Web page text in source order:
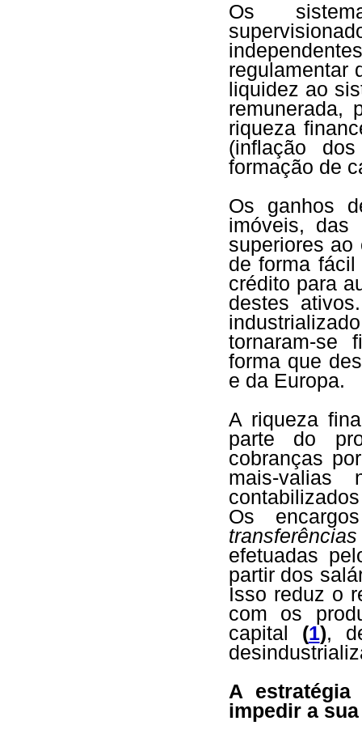
Os
regulamentar
liquidez ao
remunerada,
riqueza
(inflação
formação de
Os ganhos
imóveis,
superiores
de forma
crédito para
destes
tornaram-se
forma que
e da Europa.
A riqueza
parte do
cobranças
mais-
Os
efetuadas
partir dos
Isso reduz o
com os
capital (1),
A estratégia
impedir a